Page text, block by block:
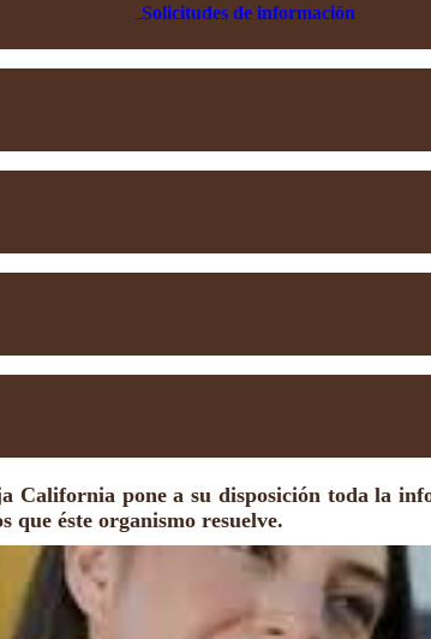
Solicitudes de información
pone a su disposición toda la
que éste organismo resuelve.